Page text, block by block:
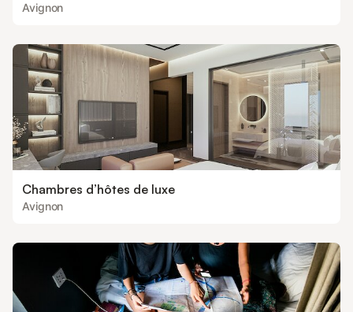
Avignon
Chambres d’hôtes de luxe
Avignon